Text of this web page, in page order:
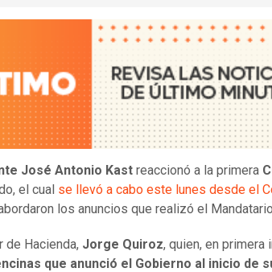
José Antonio Kast reaccionó a la primera
el cual se llevó a cabo este lunes desde el
los anuncios que realizó el
Hacienda, Jorge Quiroz, quien, en primera
que anunció el Gobierno al inicio de